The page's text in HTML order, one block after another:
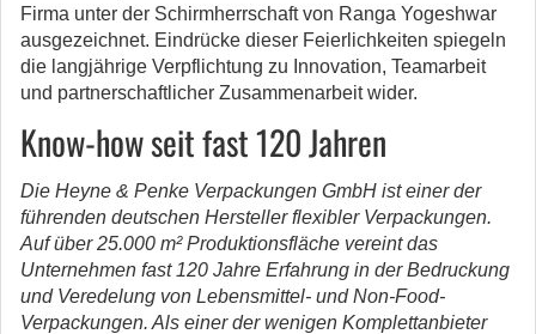
Firma unter der Schirmherrschaft von Ranga Yogeshwar
ausgezeichnet. Eindrücke dieser Feierlichkeiten spiegeln
die langjährige Verpflichtung zu Innovation, Teamarbeit
und partnerschaftlicher Zusammenarbeit wider.
Know-how seit fast 120 Jahren
Die Heyne & Penke Verpackungen GmbH ist einer der
führenden deutschen Hersteller flexibler Verpackungen.
Auf über 25.000 m² Produktionsfläche vereint das
Unternehmen fast 120 Jahre Erfahrung in der Bedruckung
und Veredelung von Lebensmittel- und Non-Food-
Verpackungen. Als einer der wenigen Komplettanbieter